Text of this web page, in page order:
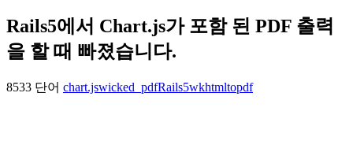
Rails5에서 Chart.js가 포함 된 PDF 출력
을 할 때 빠졌습니다.
8533 단어 chart.jswicked_pdfRails5wkhtmltopdf